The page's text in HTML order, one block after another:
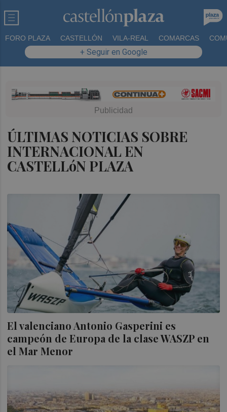
FORO PLAZA CASTELLÓN VILA-REAL COMARCAS
+ Seguir en Google
ÚLTIMAS NOTICIAS SOBRE
INTERNACIONAL EN
CASTELLóN PLAZA
El valenciano Antonio Gasperini es
campeón de Europa de la clase WASZP en
el Mar Menor